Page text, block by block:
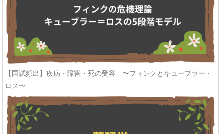
【国試頻出】疾病・障害・死の受容 〜フィンクとキューブラー・
ロス〜